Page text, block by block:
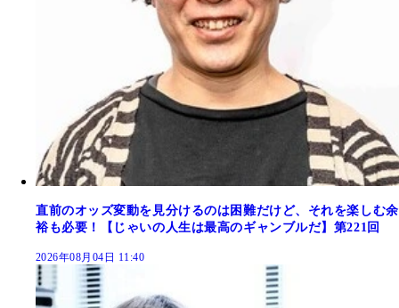
直前のオッズ変動を見分けるのは困難だけど、それを楽しむ余
裕も必要！【じゃいの人生は最高のギャンブルだ】第221回
2026年08月04日 11:40